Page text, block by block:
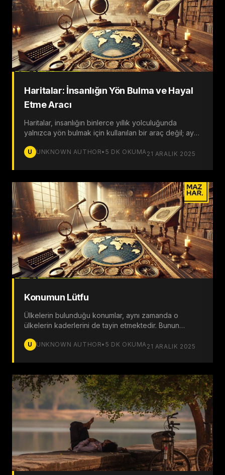
Haritalar: İnsanlığın Yön Bulma ve Hayal
Etme Aracı
Haritalar, insanlığın binlerce yıllık yolculuğunda
yalnızca yön bulmak için kullanılan bir araç değil; aynı
gelişimi şekillendiren önemli bir unsurdur.
U UNKNOWN AUTHOR•5 DK OKUMA21 ARALIK 2025
Konumun Lütfu
Ülkelerin bulunduğu konumlar, aynı zamanda o
ülkelerin kaderlerini de tayin etmektedir. Bunun
politika, ekonomi ve sosyal hayat gibi unsurları
U UNKNOWN AUTHOR•5 DK OKUMA21 ARALIK 2025